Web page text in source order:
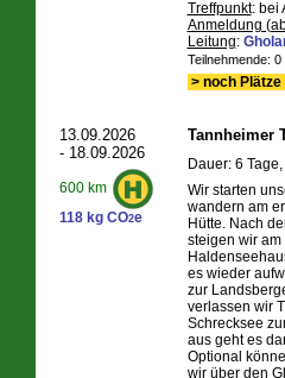
Treffpunkt: bei
Anmeldung
Leitung:
Teilnehmende:
> noch
13.09.2026
- 18.09.2026
600 km
118 kg CO2e
Tannheimer
Dauer: 6
Wir starten
wandern am
Hütte. Nach
steigen wir
es wieder
zur
verlassen wir
Schrecksee
aus geht es
Optional
wir über den